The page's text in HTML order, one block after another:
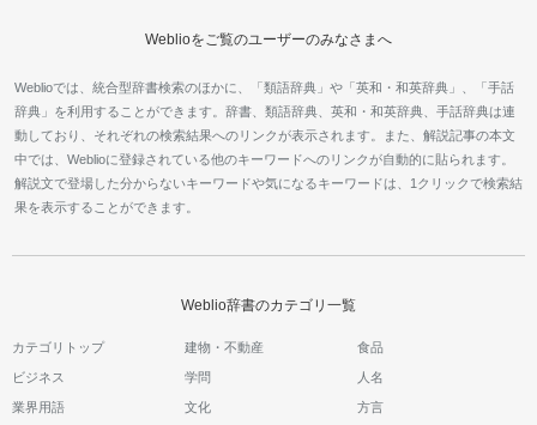
Weblioをご覧のユーザーのみなさまへ
Weblioでは、統合型辞書検索のほかに、「類語辞典」や「英和・和英辞典」、「手話
辞典」を利用することができます。辞書、類語辞典、英和・和英辞典、手話辞典は連
動しており、それぞれの検索結果へのリンクが表示されます。また、解説記事の本文
中では、Weblioに登録されている他のキーワードへのリンクが自動的に貼られます。
解説文で登場した分からないキーワードや気になるキーワードは、1クリックで検索結
果を表示することができます。
Weblio辞書のカテゴリ一覧
カテゴリトップ 建物・不動産 食品
ビジネス 学問 人名
業界用語 文化 方言